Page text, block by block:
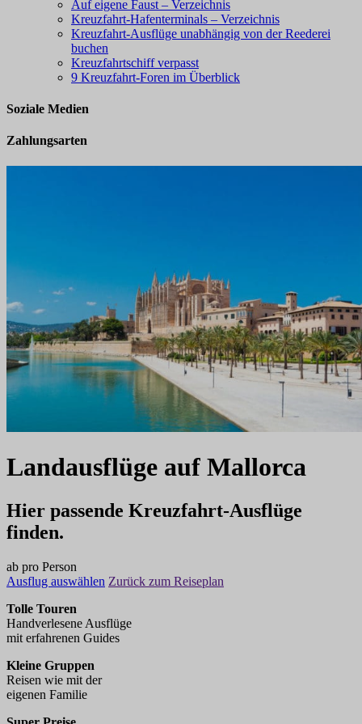
Auf eigene Faust – Verzeichnis
Kreuzfahrt-Hafenterminals – Verzeichnis
Kreuzfahrt-Ausflüge unabhängig von der Reederei
buchen
Kreuzfahrtschiff verpasst
9 Kreuzfahrt-Foren im Überblick
Soziale Medien
Zahlungsarten
Landausflüge auf Mallorca
Hier passende Kreuzfahrt-Ausflüge
finden.
ab pro Person
Ausflug auswählen Zurück zum Reiseplan
Tolle Touren
Handverlesene Ausflüge
mit erfahrenen Guides
Kleine Gruppen
Reisen wie mit der
eigenen Familie